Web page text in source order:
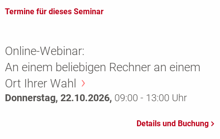
Termine für dieses Seminar
Online-Webinar:
An einem beliebigen Rechner an einem
Ort Ihrer Wahl
Donnerstag, 22.10.2026, 09:00 - 13:00 Uhr